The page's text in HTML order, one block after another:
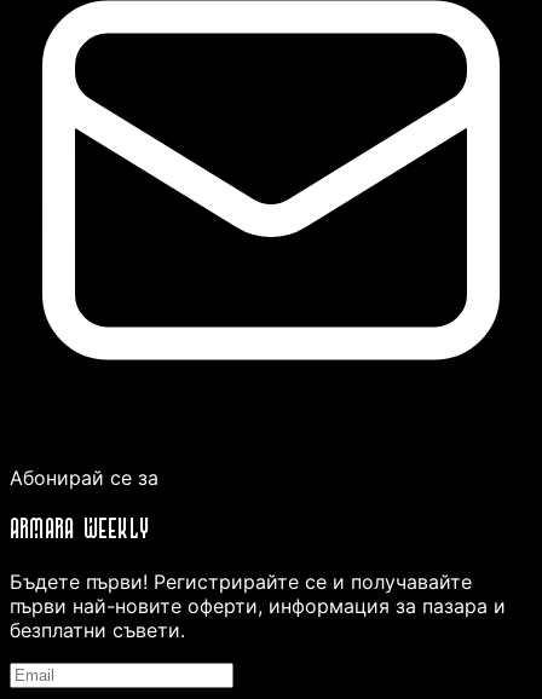
Абонирай се за
ARMARA WEEKLY
Бъдете първи! Регистрирайте се и получавайте
първи най-новите оферти, информация за пазара и
безплатни съвети.